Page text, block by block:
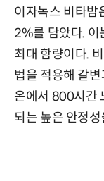
이자녹스 비타밤
2%를 담았다. 이
최대 함량이다.
법을 적용해 갈
온에서 800시간
되는 높은 안정